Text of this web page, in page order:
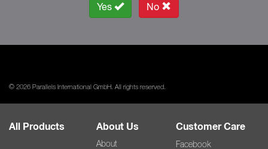
Yes No
© 2026 Parallels International GmbH. All rights reserved.
All Products About Us
About
Customer Care
Facebook